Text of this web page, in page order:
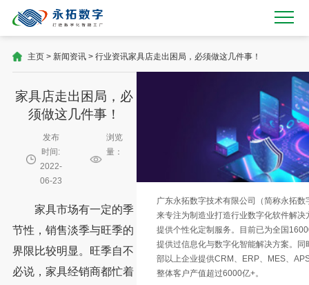
主页> 新闻资讯> 行业资讯家具店走出困局，必须做这几件事！
家具店走出困局，必
须做这几件事！
发布
时间:
2022-
06-23
浏览
量：
家具市场有一定的季
节性，销售淡季与旺季的
界限比较明显。旺季自不
必说，家具经销商都忙着
广东永拓数字技术有限公司（简称永拓
来专注为制造业打造行业数字化软件解决
提供个性化定制服务。目前已为全国
提供过信息化与数字化智能解决方案。
部以上企业提供CRM、ERP、MES、
整体客户产值超过6000亿+。